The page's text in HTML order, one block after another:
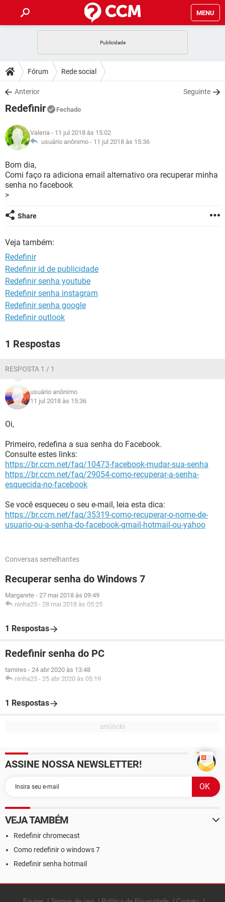
MENU
CELULAR
OUTLOOK
INSTAGRAM
GUIA DE COMPRAS
DICAS
JOGOS
INSTAGRAM
GUIA DE COMPRAS
DOWNLOADS
JOGOS
CELULAR
OUTLOOK EXCEL
INSTAGRAM
GUIA DE COMPRAS
JOGOS
CELULAR
OUTLOOK
INSTAGRAM
GLOSSÁRIO
JOGOS
CELULAR FACEBOOK
INSTAGRAM
Fórum Rede social
Anterior Seguinte
Redefinir Fechado
Valeria - 11 jul 2018 às 15:02
usuário anônimo - 11 jul 2018 às 15:36
Bom dia,
Comi faço ra adiciona email alternativo ora recuperar minha
senha no facebook
>
Share
Veja também:
Redefinir
Redefinir id de publicidade
Redefinir senha youtube
Redefinir senha instagram
Redefinir senha google
Redefinir outlook
1 Respostas
RESPOSTA 1 / 1
usuário anônimo
11 jul 2018 às 15:36
Oi,
Primeiro, redefina a sua senha do Facebook.
Consulte estes links:
https://br.ccm.net/faq/10473-facebook-mudar-sua-senha
https://br.ccm.net/faq/29054-como-recuperar-a-senha-
esquecida-no-facebook
Se você esqueceu o seu e-mail, leia esta dica:
https://br.ccm.net/faq/35319-como-recuperar-o-nome-de-
usuario-ou-a-senha-do-facebook-gmail-hotmail-ou-yahoo
Conversas semelhantes
Recuperar senha do Windows 7
Margarete - 27 mai 2018 às 09:49
ninha25 - 28 mai 2018 às 05:25
1 Respostas
Redefinir senha do PC
tamires - 24 abr 2020 às 13:48
ninha25 - 25 abr 2020 às 05:19
1 Respostas
ASSINE NOSSA NEWSLETTER!
VEJA TAMBÉM
Redefinir chromecast
Como redefinir o windows 7
Redefinir senha hotmail